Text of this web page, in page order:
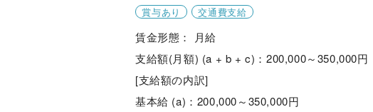
賞与あり 交通費支給
賃金形態： 月給
支給額(月額) (a + b + c)：200,000～350,000円
[支給額の内訳]
基本給 (a)：200,000～350,000円